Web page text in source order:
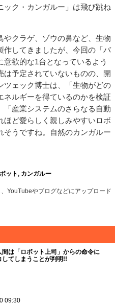
ック・カンガルー」は飛び跳ね
クラゲ、ゾウの鼻など、生物
作してきましたが、今回の「バ
欲的な1台となっているよう
は予定されていないものの、開
ツェック博士は、「生物がどの
ネルギーを得ているのかを検証
産業システムのさらなる自動
ど愛らしく親しみやすいロボ
そうですね。自然のカンガルー
ット, カンガルー
YouTubeやブログなどにアップロード
間は「ロボット上司」からの命令に
してしまうことが判明!!
09:30